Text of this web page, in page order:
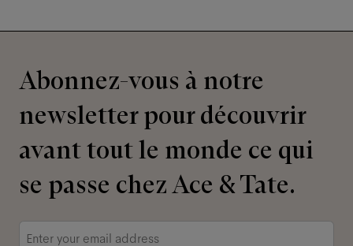
Abonnez-vous à notre
newsletter pour découvrir
avant tout le monde ce qui
se passe chez Ace & Tate.
Adresse